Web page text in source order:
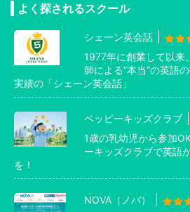
よく探されるスクール
シェーン英会話
1977年に創業して以来
師による”本当”の英語
実績の「シェーン英会話」
ペッピーキッズクラブ
1歳の乳幼児から参加
ーキッズクラブで英語
を！
NOVA（ノバ）